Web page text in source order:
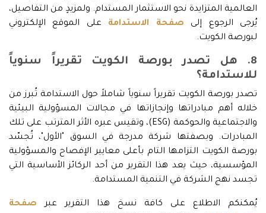
العالمية المتزايدة نحو الاستثمار المستدام. ولمزيدٍ من التفاصيل،
يُرجى الرجوع إلى صفحة الاستدامة على الموقع الإلكتروني
لبورصة الكويت.
8. هل تصدر بورصة الكويت تقريراً سنوياً
للاستدامة؟
تصدر بورصة الكويت تقريراً سنوياً شاملاً حول الاستدامة تُبرز من
خلاله أهم مبادراتها وإنجازاتها في مجالات المسؤولية البيئية
والاجتماعية والحوكمة (ESG)، وتقيس عبره الأثر المترتب على تلك
المبادرات. وبصفتها شركة مدرجة في السوق "الأول"، تُجسّد
بورصة الكويت التزامها التام بأعلى معايير الإفصاح والمسؤولية
المؤسسية، حيث يعد هذا التقرير من أحد الركائز الأساسية التي
تجسد نهج الشركة في التنمية المستدامة.
يُمكنكم الاطلاع على كافة نسخ هذا التقرير عبر صفحة